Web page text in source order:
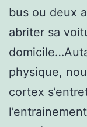
bus ou deux
abriter sa
physique,
cortex